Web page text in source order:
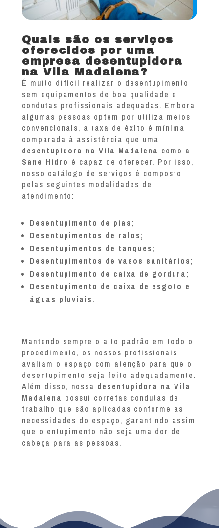
Quais são os serviços
oferecidos por uma
empresa desentupidora
na Vila Madalena?
É muito difícil realizar o desentupimento
sem equipamentos de boa qualidade e
condutas profissionais adequadas. Embora
algumas pessoas optem por utiliza meios
convencionais, a taxa de êxito é mínima
comparada à assistência que uma
desentupidora na Vila Madalena como a
Sane Hidro é capaz de oferecer. Por isso,
nosso catálogo de serviços é composto
pelas seguintes modalidades de
atendimento:
Desentupimento de pias;
Desentupimentos de ralos;
Desentupimentos de tanques;
Desentupimentos de vasos sanitários;
Desentupimento de caixa de gordura;
Desentupimento de caixa de esgoto e
águas pluviais.
Mantendo sempre o alto padrão em todo o
procedimento, os nossos profissionais
avaliam o espaço com atenção para que o
desentupimento seja feito adequadamente.
Além disso, nossa desentupidora na Vila
Madalena possui corretas condutas de
trabalho que são aplicadas conforme as
necessidades do espaço, garantindo assim
que o entupimento não seja uma dor de
cabeça para as pessoas.